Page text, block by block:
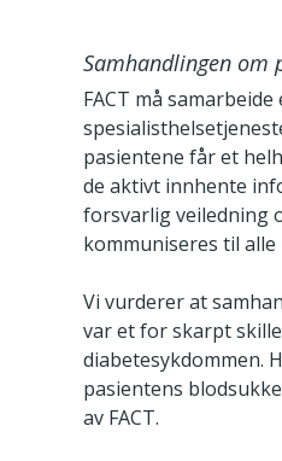
Samhandlingen om
FACT må
pasientene får et
de aktivt innhente
forsvarlig veiledning
kommuniseres til
Vi vurderer at
var et for skarpt
diabetesykdommen.
pasientens
av FACT.